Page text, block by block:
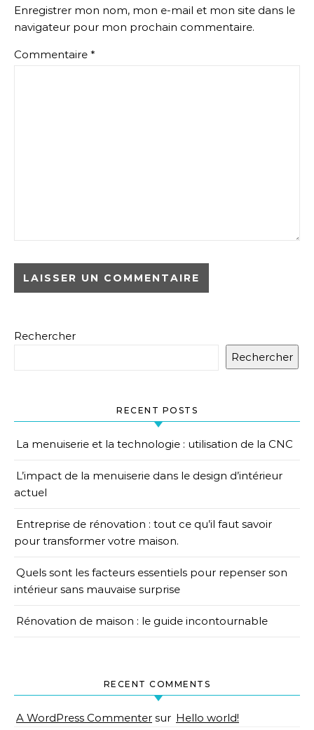
Enregistrer mon nom, mon e-mail et mon site dans le
navigateur pour mon prochain commentaire.
Commentaire *
Rechercher
Rechercher
RECENT POSTS
La menuiserie et la technologie : utilisation de la CNC
L’impact de la menuiserie dans le design d’intérieur
actuel
Entreprise de rénovation : tout ce qu’il faut savoir
pour transformer votre maison.
Quels sont les facteurs essentiels pour repenser son
intérieur sans mauvaise surprise
Rénovation de maison : le guide incontournable
RECENT COMMENTS
A WordPress Commenter sur Hello world!